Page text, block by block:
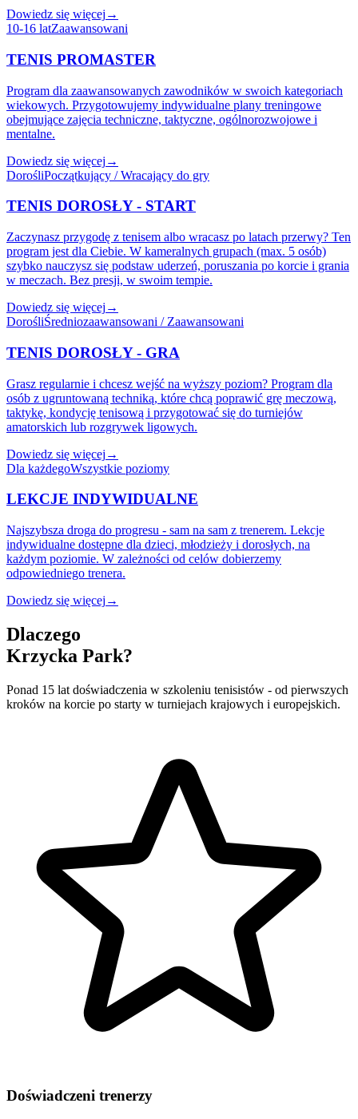
Dowiedz się więcej →
10-16 latZaawansowani
TENIS PROMASTER
Program dla zaawansowanych zawodników w swoich kategoriach
wiekowych. Przygotowujemy indywidualne plany treningowe
obejmujące zajęcia techniczne, taktyczne, ogólnorozwojowe i
mentalne.
Dowiedz się więcej →
DorośliPoczątkujący / Wracający do gry
TENIS DOROSŁY - START
Zaczynasz przygodę z tenisem albo wracasz po latach przerwy? Ten
program jest dla Ciebie. W kameralnych grupach (max. 5 osób)
szybko nauczysz się podstaw uderzeń, poruszania po korcie i grania
w meczach. Bez presji, w swoim tempie.
Dowiedz się więcej →
DorośliŚredniozaawansowani / Zaawansowani
TENIS DOROSŁY - GRA
Grasz regularnie i chcesz wejść na wyższy poziom? Program dla
osób z ugruntowaną techniką, które chcą poprawić grę meczową,
taktykę, kondycję tenisową i przygotować się do turniejów
amatorskich lub rozgrywek ligowych.
Dowiedz się więcej →
Dla każdegoWszystkie poziomy
LEKCJE INDYWIDUALNE
Najszybsza droga do progresu - sam na sam z trenerem. Lekcje
indywidualne dostępne dla dzieci, młodzieży i dorosłych, na
każdym poziomie. W zależności od celów dobierzemy
odpowiedniego trenera.
Dowiedz się więcej →
Dlaczego
Krzycka Park?
Ponad 15 lat doświadczenia w szkoleniu tenisistów - od pierwszych
kroków na korcie po starty w turniejach krajowych i europejskich.
Doświadczeni trenerzy